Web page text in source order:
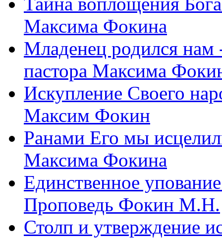
Максима Фокина
Младенец родился
пастора Максима
Искупление Своего
Максим Фокин
Ранами Его мы
Максима Фокина
Единственное
Проповедь Фокин М.Н.
Столп и утверждение